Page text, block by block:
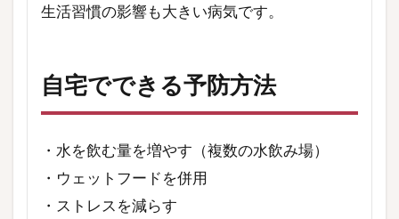
生活習慣の影響も大きい病気です。
自宅でできる予防方法
・水を飲む量を増やす（複数の水飲み場）
・ウェットフードを併用
・ストレスを減らす